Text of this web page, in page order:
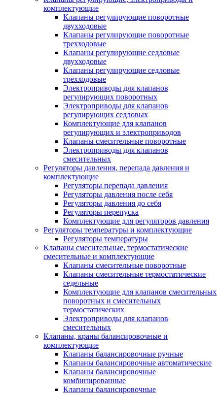
комплектующие
Клапаны регулирующие поворотные
двухходовые
Клапаны регулирующие поворотные
трехходовые
Клапаны регулирующие седловые
двухходовые
Клапаны регулирующие седловые
трехходовые
Электроприводы для клапанов
регулирующих поворотных
Электроприводы для клапанов
регулирующих седловых
Комплектующие для клапанов
регулирующих и электроприводов
Клапаны смесительные поворотные
Электроприводы для клапанов
смесительных
Регуляторы давления, перепада давления и
комплектующие
Регуляторы перепада давления
Регуляторы давления после себя
Регуляторы давления до себя
Регуляторы перепуска
Комплектующие для регуляторов давления
Регуляторы температуры и комплектующие
Регуляторы температуры
Клапаны смесительные, термостатические
смесительные и комплектующие
Клапаны смесительные поворотные
Клапаны смесительные термостатические
седельные
Комплектующие для клапанов смесительных
поворотных и смесительных
термостатических
Электроприводы для клапанов
смесительных
Клапаны, краны балансировочные и
комплектующие
Клапаны балансировочные ручные
Клапаны балансировочные автоматические
Клапаны балансировочные
комбинированные
Клапаны балансировочные